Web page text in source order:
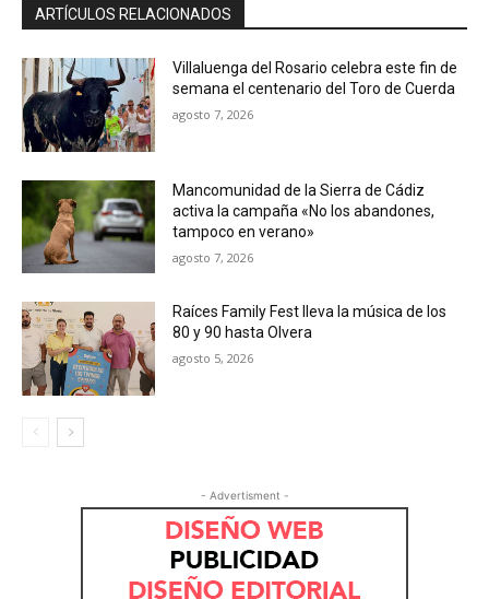
ARTÍCULOS RELACIONADOS
Villaluenga del Rosario celebra este fin de
semana el centenario del Toro de Cuerda
agosto 7, 2026
Mancomunidad de la Sierra de Cádiz
activa la campaña «No los abandones,
tampoco en verano»
agosto 7, 2026
Raíces Family Fest lleva la música de los
80 y 90 hasta Olvera
agosto 5, 2026
- Advertisment -